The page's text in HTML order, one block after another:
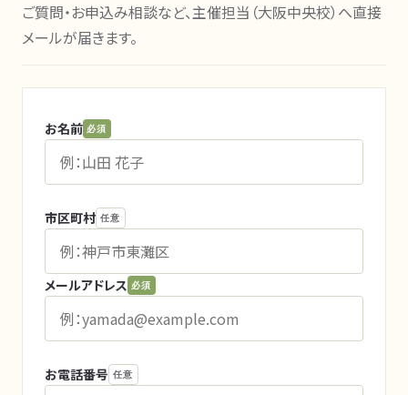
ご質問・お申込み相談など、主催担当（大阪中央校）へ直接
メールが届きます。
お名前 必須
市区町村 任意
メールアドレス 必須
お電話番号 任意